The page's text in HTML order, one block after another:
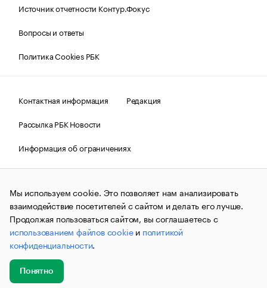
Источник отчетности Контур.Фокус
Вопросы и ответы
Политика Cookies РБК
Контактная информация
Редакция
Рассылка РБК Новости
Информация об ограничениях
Правовая информация
О соблюдении авторских прав
© АО «РОСБИЗНЕСКОНСАЛТИНГ»,1995–2026.Сообщения
и материалы информационного агентства «РБК»
(зарегистрировано Федеральной службой по надзору в сфере
связи, информационных технологий и массовых
коммуникаций (Роскомнадзор) 09.12.2015 за номером ИА
№ФС77-63848) сопровождаются пометкой «РБК». Отдельные
публикации могут содержать информацию,
не предназначенную для пользователей
до 18 лет.
Мы используем cookie. Это позволяет нам анализировать
взаимодействие посетителей с сайтом и делать его лучше.
Продолжая пользоваться сайтом, вы соглашаетесь с
использованием файлов cookieи политикой
конфиденциальности.
Понятно